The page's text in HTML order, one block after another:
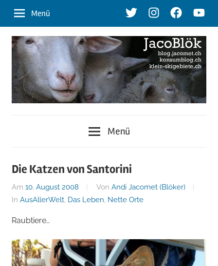
Inhalt
TwitterInstagramFacebook
Menü
der
Blog
von
Andi
klein-
Menü
Die Katzen von Santorini
Am 10. August 2008 Von Andi Jacomet (Blöker)
In AusAllerWelt, Das Leben, Nette Orte
Raubtiere…